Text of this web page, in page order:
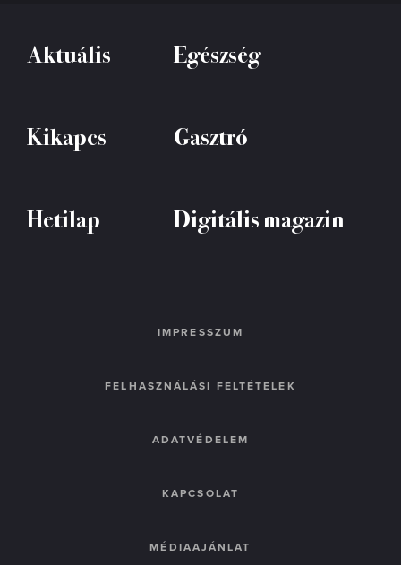
Aktuális Egészség
Kikapcs Gasztró
Hetilap Digitális magazin
IMPRESSZUM
FELHASZNÁLÁSI FELTÉTELEK
ADATVÉDELEM
KAPCSOLAT
MÉDIAAJÁNLAT